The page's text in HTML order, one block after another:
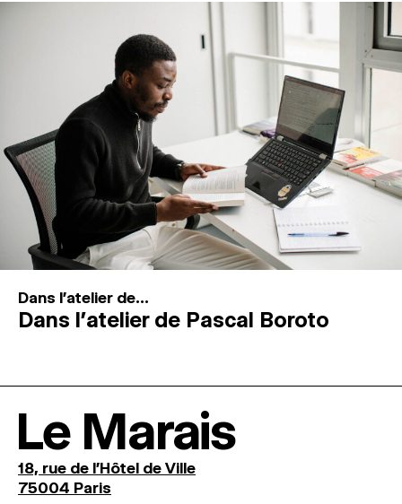
Dans l'atelier de...
Dans l’atelier de Pascal Boroto
Le Marais
18, rue de l'Hôtel de Ville
75004 Paris